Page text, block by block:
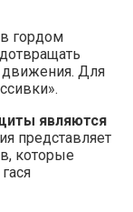
гордом
движения. Для
являются
представляет
которые